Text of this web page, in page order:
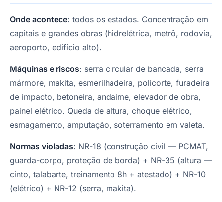
Onde acontece: todos os estados. Concentração em
capitais e grandes obras (hidrelétrica, metrô, rodovia,
aeroporto, edifício alto).
Máquinas e riscos: serra circular de bancada, serra
mármore, makita, esmerilhadeira, policorte, furadeira
de impacto, betoneira, andaime, elevador de obra,
painel elétrico. Queda de altura, choque elétrico,
esmagamento, amputação, soterramento em valeta.
Normas violadas: NR-18 (construção civil — PCMAT,
guarda-corpo, proteção de borda) + NR-35 (altura —
cinto, talabarte, treinamento 8h + atestado) + NR-10
(elétrico) + NR-12 (serra, makita).